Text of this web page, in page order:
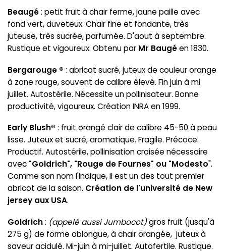
Beaugé: petit fruit à chair ferme, jaune paille avec
fond vert, duveteux. Chair fine et fondante, très
juteuse, très sucrée, parfumée. D'aout à septembre.
Rustique et vigoureux. Obtenu par Mr Baugéen 1830.
Bergarouge ® : abricot sucré, juteux de couleur orange
à zone rouge, souvent de calibre élevé. Fin juin à mi
juillet. Autostérile. Nécessite un pollinisateur. Bonne
productivité, vigoureux. Création INRA en 1999.
Early Blush® : fruit orangé clair de calibre 45-50 à peau
lisse. Juteux et sucré, aromatique. Fragile. Précoce.
Productif. Autostérile, pollinisation croisée nécessaire
avec "Goldrich", "Rouge de Fournes" ou "Modesto".
Comme son nom l'indique, il est un des tout premier
abricot de la saison. Création de l'université de New
jersey aux USA.
Goldrich: (appelé aussi Jumbocot)gros fruit (jusqu'à
275 g) de forme oblongue, à chair orangée, juteux à
saveur acidulé. Mi-juin à mi-juillet. Autofertile. Rustique.